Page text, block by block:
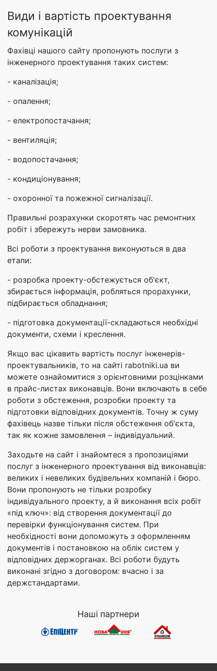
Види і вартість проектування
комунікацій
Фахівці нашого сайту пропонують послуги з
інженерного проектування таких систем:
- каналізація;
- опалення;
- електропостачання;
- вентиляція;
- водопостачання;
- кондиціонування;
- охоронної та пожежної сигналізації.
Правильні розрахунки скоротять час ремонтних
робіт і збережуть нерви замовника.
Всі роботи з проектування виконуються в два
етапи:
- розробка проекту-обстежується об'єкт,
збирається інформація, робляться прорахунки,
підбирається обладнання;
- підготовка документації-складаються необхідні
документи, схеми і креслення.
Якщо вас цікавить вартість послуг інженерів-
проектувальників, то на сайті rabotniki.ua ви
можете ознайомитися з орієнтовними розцінками
в прайс-листах виконавців. Вони включають в себе
роботи з обстеження, розробки проекту та
підготовки відповідних документів. Точну ж суму
фахівець назве тільки після обстеження об'єкта,
так як кожне замовлення – індивідуальний.
Заходьте на сайт і знайомтеся з пропозиціями
послуг з інженерного проектування від виконавців:
великих і невеликих будівельних компаній і бюро.
Вони пропонують не тільки розробку
індивідуального проекту, а й виконання всіх робіт
«під ключ»: від створення документації до
перевірки функціонування систем. При
необхідності вони допоможуть з оформленням
документів і постановкою на облік систем у
відповідних держорганах. Всі роботи будуть
виконані згідно з договором: вчасно і за
держстандартами.
Наші партнери